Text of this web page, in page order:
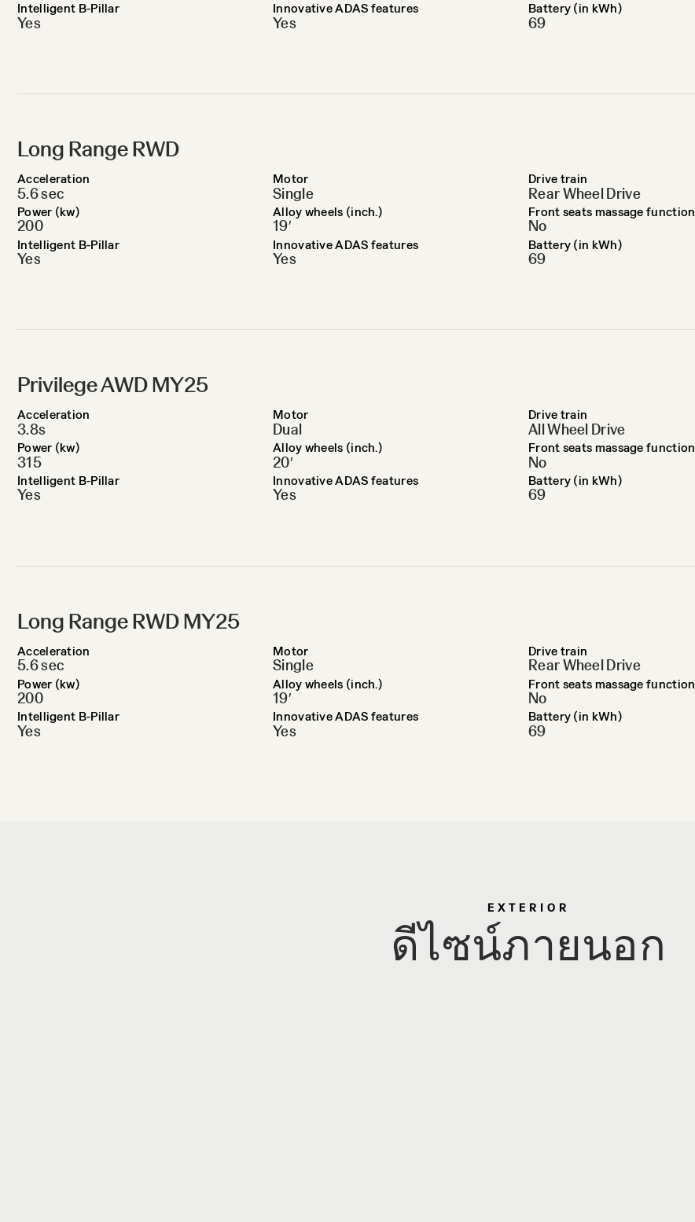
Intelligent B-Pillar
Yes
Innovative ADAS features
Yes
Battery (in kWh)
69
Long Range RWD
Acceleration
5.6 sec
Motor
Single
Drive train
Rear Wheel Drive
Power (kw)
200
Alloy wheels (inch.)
19′
Front seats massage function
No
Intelligent B-Pillar
Yes
Innovative ADAS features
Yes
Battery (in kWh)
69
Privilege AWD MY25
Acceleration
3.8s
Motor
Dual
Drive train
All Wheel Drive
Power (kw)
315
Alloy wheels (inch.)
20′
Front seats massage function
No
Intelligent B-Pillar
Yes
Innovative ADAS features
Yes
Battery (in kWh)
69
Long Range RWD MY25
Acceleration
5.6 sec
Motor
Single
Drive train
Rear Wheel Drive
Power (kw)
200
Alloy wheels (inch.)
19′
Front seats massage function
No
Intelligent B-Pillar
Yes
Innovative ADAS features
Yes
Battery (in kWh)
69
EXTERIOR
ดีไซน์ภายนอก